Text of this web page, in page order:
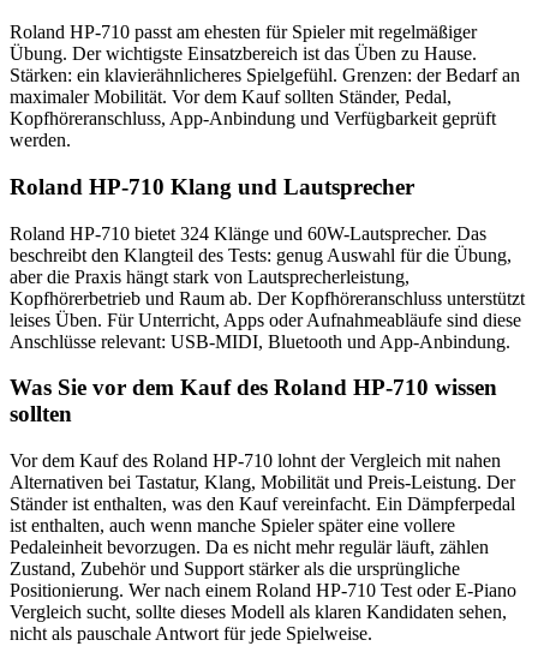
Roland HP-710 passt am ehesten für Spieler mit regelmäßiger
Übung. Der wichtigste Einsatzbereich ist das Üben zu Hause.
Stärken: ein klavierähnlicheres Spielgefühl. Grenzen: der Bedarf an
maximaler Mobilität. Vor dem Kauf sollten Ständer, Pedal,
Kopfhöreranschluss, App-Anbindung und Verfügbarkeit geprüft
werden.
Roland HP-710 Klang und Lautsprecher
Roland HP-710 bietet 324 Klänge und 60W-Lautsprecher. Das
beschreibt den Klangteil des Tests: genug Auswahl für die Übung,
aber die Praxis hängt stark von Lautsprecherleistung,
Kopfhörerbetrieb und Raum ab. Der Kopfhöreranschluss unterstützt
leises Üben. Für Unterricht, Apps oder Aufnahmeabläufe sind diese
Anschlüsse relevant: USB-MIDI, Bluetooth und App-Anbindung.
Was Sie vor dem Kauf des Roland HP-710 wissen
sollten
Vor dem Kauf des Roland HP-710 lohnt der Vergleich mit nahen
Alternativen bei Tastatur, Klang, Mobilität und Preis-Leistung. Der
Ständer ist enthalten, was den Kauf vereinfacht. Ein Dämpferpedal
ist enthalten, auch wenn manche Spieler später eine vollere
Pedaleinheit bevorzugen. Da es nicht mehr regulär läuft, zählen
Zustand, Zubehör und Support stärker als die ursprüngliche
Positionierung. Wer nach einem Roland HP-710 Test oder E-Piano
Vergleich sucht, sollte dieses Modell als klaren Kandidaten sehen,
nicht als pauschale Antwort für jede Spielweise.